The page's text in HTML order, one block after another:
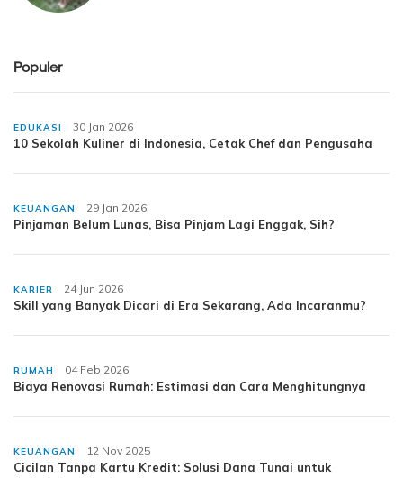
Populer
EDUKASI 30 Jan 2026
10 Sekolah Kuliner di Indonesia, Cetak Chef dan Pengusaha
KEUANGAN 29 Jan 2026
Pinjaman Belum Lunas, Bisa Pinjam Lagi Enggak, Sih?
KARIER 24 Jun 2026
Skill yang Banyak Dicari di Era Sekarang, Ada Incaranmu?
RUMAH 04 Feb 2026
Biaya Renovasi Rumah: Estimasi dan Cara Menghitungnya
KEUANGAN 12 Nov 2025
Cicilan Tanpa Kartu Kredit: Solusi Dana Tunai untuk